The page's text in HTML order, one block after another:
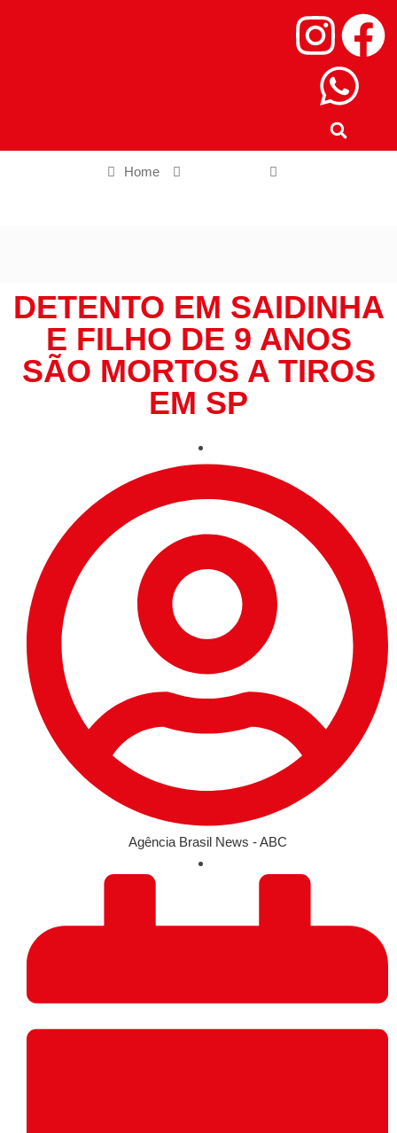
Home
DETENTO EM SAIDINHA
E FILHO DE 9 ANOS
SÃO MORTOS A TIROS
EM SP
Agência Brasil News - ABC